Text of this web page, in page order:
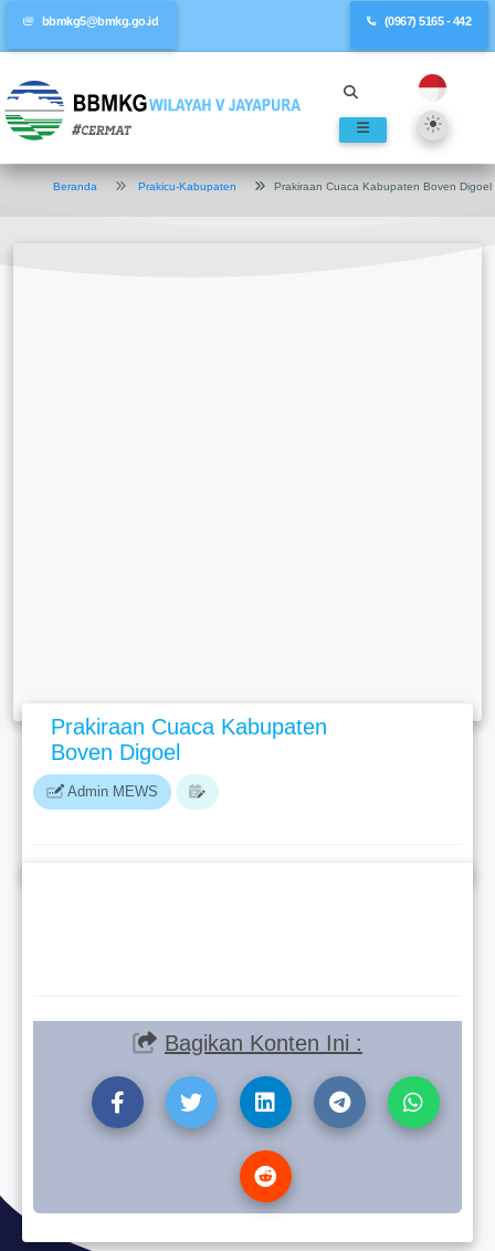
bbmkg5@bmkg.go.id (0967) 5165 - 442
Beranda Prakicu-Kabupaten Prakiraan Cuaca Kabupaten Boven Digoel
Prakiraan Cuaca Kabupaten
Boven Digoel
Admin MEWS
Bagikan Konten Ini :